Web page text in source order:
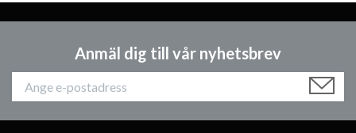
Anmäl dig till vår nyhetsbrev